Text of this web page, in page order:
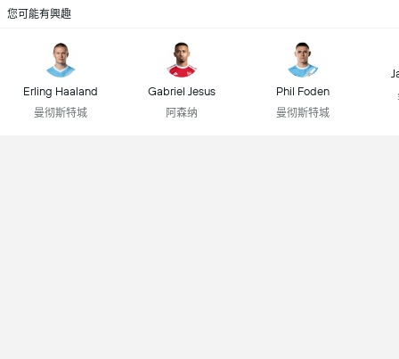
您可能有興趣
Erling Haaland
曼彻斯特城
Gabriel Jesus
阿森纳
Phil Foden
曼彻斯特城